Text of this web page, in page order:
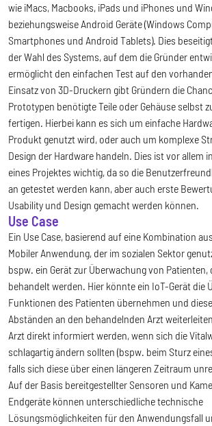
wie iMacs, Macbooks, iPads und iPhones und
beziehungsweise Android Geräte (Windows
Smartphones und Android Tablets). Dies
der Wahl des Systems, auf dem die Gründer
ermöglicht den einfachen Test auf den
Einsatz von 3D-Druckern gibt Gründern die
Prototypen benötigte Teile oder Gehäuse selbst
fertigen. Hierbei kann es sich um einfache
Produkt genutzt wird, oder auch um komplexe
Design der Hardware handeln. Dies ist vor allem
eines Projektes wichtig, da so die
an getestet werden kann, aber auch erste
Usability und Design gemacht werden können.
Use Case
Ein Use Case, basierend auf eine Kombination
Mobiler Anwendung, der im sozialen Sektor
bspw. ein Gerät zur Überwachung von Patienten,
behandelt werden. Hier könnte ein IoT-Gerät die
Funktionen des Patienten übernehmen und
Abständen an den behandelnden Arzt
Arzt direkt informiert werden, wenn sich die
schlagartig ändern sollten (bspw. beim Sturz
falls sich diese über einen längeren Zeitraum
Auf der Basis bereitgestellter Sensoren und
Endgeräte können unterschiedliche technische
Lösungsmöglichkeiten für den Anwendungsfall